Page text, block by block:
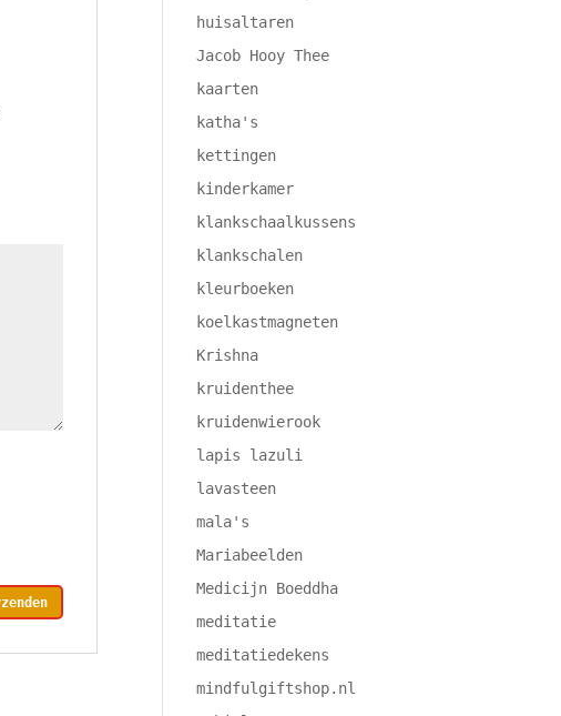
huisaltaren
Jacob Hooy Thee
kaarten
katha's
kettingen
kinderkamer
klankschaalkussens
klankschalen
kleurboeken
koelkastmagneten
Krishna
kruidenthee
kruidenwierook
lapis lazuli
lavasteen
mala's
Mariabeelden
Medicijn Boeddha
meditatie
meditatiedekens
mindfulgiftshop.nl